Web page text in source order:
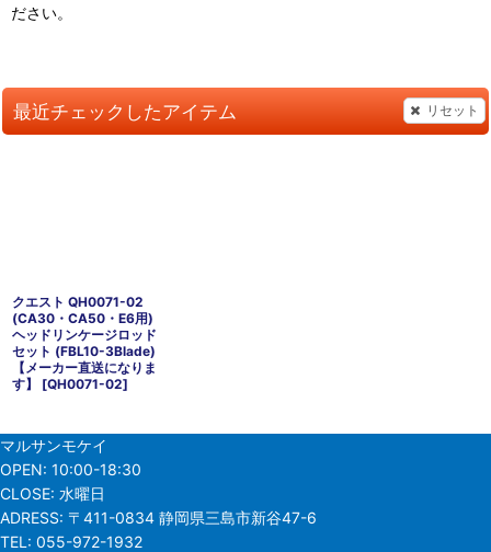
ださい。
最近チェックしたアイテム リセット
クエスト QH0071-02
(CA30・CA50・E6用)
ヘッドリンケージロッド
セット (FBL10-3Blade)
【メーカー直送になりま
す】
[QH0071-02]
マルサンモケイ
OPEN: 10:00-18:30
CLOSE: 水曜日
ADRESS: 〒411-0834 静岡県三島市新谷47-6
TEL: 055-972-1932